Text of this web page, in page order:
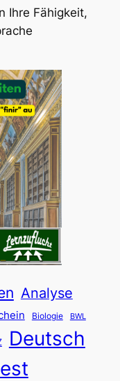
Ihre Fähigkeit,
Analyse
Biologie BWL
Deutsch